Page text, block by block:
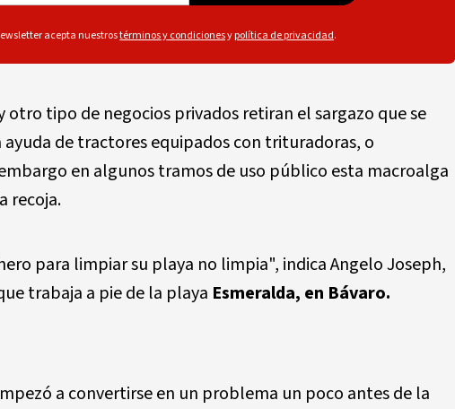
acepta nuestrostérminos y condicionesypolítica de privacidad.
otro tipo de negocios privados retiran el sargazo que se
de tractores equipados con trituradoras, o
en algunos tramos de uso público esta macroalga
recoja.
para limpiar su playa no limpia", indica Angelo Joseph,
trabaja a pie de la playa Esmeralda, en Bávaro.
a convertirse en un problema un poco antes de la